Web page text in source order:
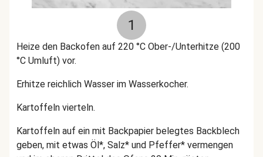
1
Heize den Backofen auf 220 °C Ober-/Unterhitze (200
°C Umluft) vor.
Erhitze reichlich Wasser im Wasserkocher.
Kartoffeln vierteln.
Kartoffeln auf ein mit Backpapier belegtes Backblech
geben, mit etwas Öl*, Salz* und Pfeffer* vermengen